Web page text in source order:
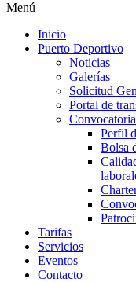
Menú
Inicio
Puerto Deportivo
Noticias
Galerías
Solicitud
Portal de
Perfil
Bolsa
Tarifas
Servicios
Eventos
Contacto